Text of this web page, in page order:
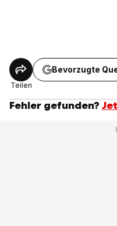
Teilen
Bevorzugte
Fehler gefunden?